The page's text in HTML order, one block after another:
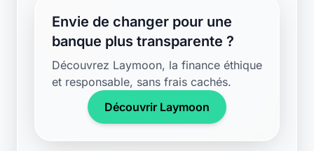
Envie de changer pour une
banque plus transparente ?
Découvrez Laymoon, la finance éthique
et responsable, sans frais cachés.
Découvrir Laymoon